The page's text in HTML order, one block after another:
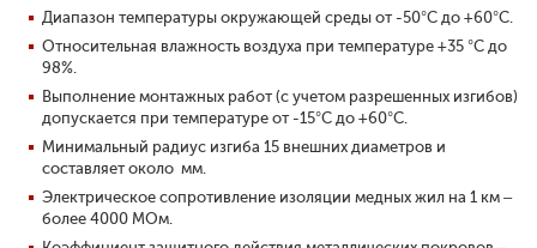
Диапазон температуры окружающей среды от -50°С до +60°С.
Относительная влажность воздуха при температуре +35 °С до
98%.
Выполнение монтажных работ (с учетом разрешенных изгибов)
допускается при температуре от -15°С до +60°С.
Минимальный радиус изгиба 15 внешних диаметров и
составляет около мм.
Электрическое сопротивление изоляции медных жил на 1 км –
более 4000 МОм.